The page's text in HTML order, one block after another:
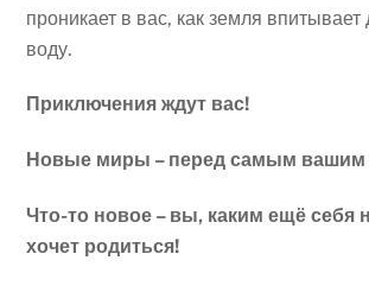
проникает в вас, как земля
воду.
Приключения ждут вас!
Новые миры – перед самым вашим
Что-то новое – вы, каким ещё себя
хочет родиться!